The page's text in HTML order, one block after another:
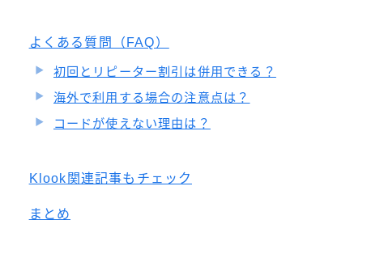
よくある質問（FAQ）
初回とリピーター割引は併用できる？
海外で利用する場合の注意点は？
コードが使えない理由は？
Klook関連記事もチェック
まとめ